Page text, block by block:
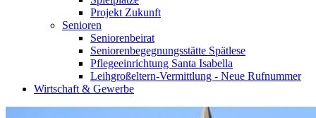
Projekt Zukunft
Senioren
Seniorenbeirat
Seniorenbegegnungsstätte Spätlese
Pflegeeinrichtung Santa Isabella
Leihgroßeltern-Vermittlung - Neue Rufnummer
Wirtschaft & Gewerbe